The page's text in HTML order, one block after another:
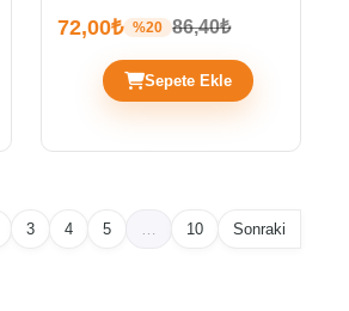
72,00₺ %20 86,40₺
Sepete Ekle
3 4 5 … 10 Sonraki